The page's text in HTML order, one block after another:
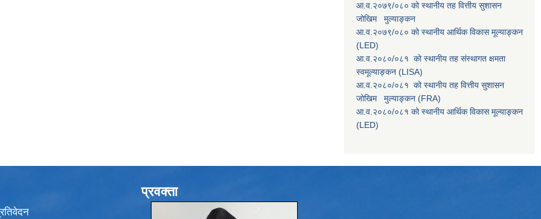
आ.व.२०७९/०८० को स्थानीय तह वित्तीय सुशासन
जोखिम मुल्याङ्कन
आ.व.२०७९/०८० को स्थानीय आर्थिक विकास मूल्याङ्कन
(LED)
आ.व.२०८०/०८१ को स्थानीय तह संस्थागत क्षमता
स्वमूल्याङ्कन (LISA)
आ.व.२०८०/०८१ को स्थानीय तह वित्तीय सुशासन
जोखिम मुल्याङ्कन (FRA)
आ.व.२०८०/०८१ को स्थानीय आर्थिक विकास मूल्याङ्कन
(LED)
प्रवक्ता